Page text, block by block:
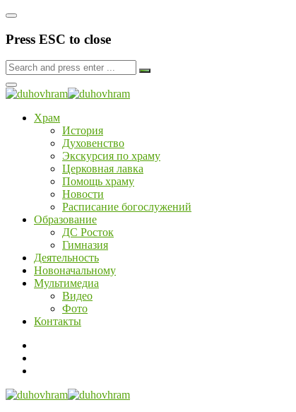
Press ESC to close
Храм
История
Духовенство
Экскурсия по храму
Церковная лавка
Помощь храму
Новости
Расписание богослужений
Образование
ДС Росток
Гимназия
Деятельность
Новоначальному
Мультимедиа
Видео
Фото
Контакты